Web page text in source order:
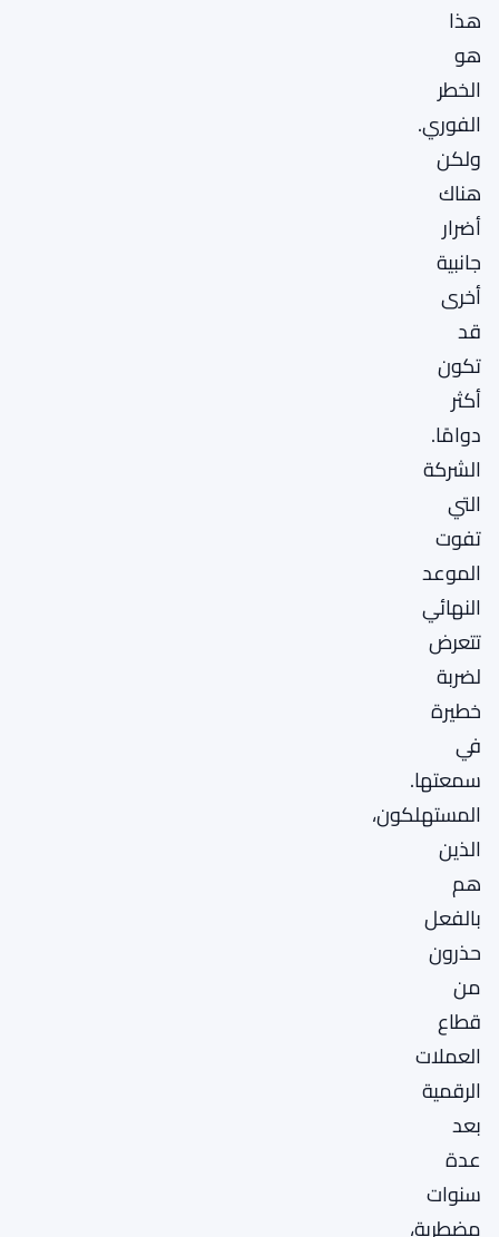
هذا
هو
الخطر
الفوري.
ولكن
هناك
أضرار
جانبية
أخرى
قد
تكون
أكثر
دوامًا.
الشركة
التي
تفوت
الموعد
النهائي
تتعرض
لضربة
خطيرة
في
سمعتها.
المستهلكون،
الذين
هم
بالفعل
حذرون
من
قطاع
العملات
الرقمية
بعد
عدة
سنوات
مضطربة،